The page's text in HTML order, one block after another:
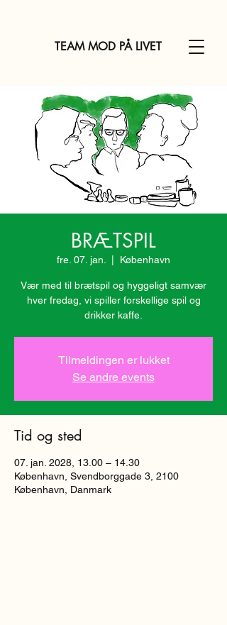
TEAM MOD PÅ LIVET
BRÆTSPIL
fre. 07. jan. København
Vær med til brætspil og hyggeligt samvær
hver fredag, vi spiller forskellige spil og
drikker kaffe.
Tilmeldingen er lukket
Se andre events
Tid og sted
07. jan. 2028, 13.00 – 14.30
København, Svendborggade 3, 2100
København, Danmark